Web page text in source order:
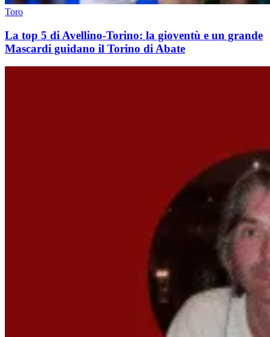
Toro
La top 5 di Avellino-Torino: la gioventù e un grande
Mascardi guidano il Torino di Abate